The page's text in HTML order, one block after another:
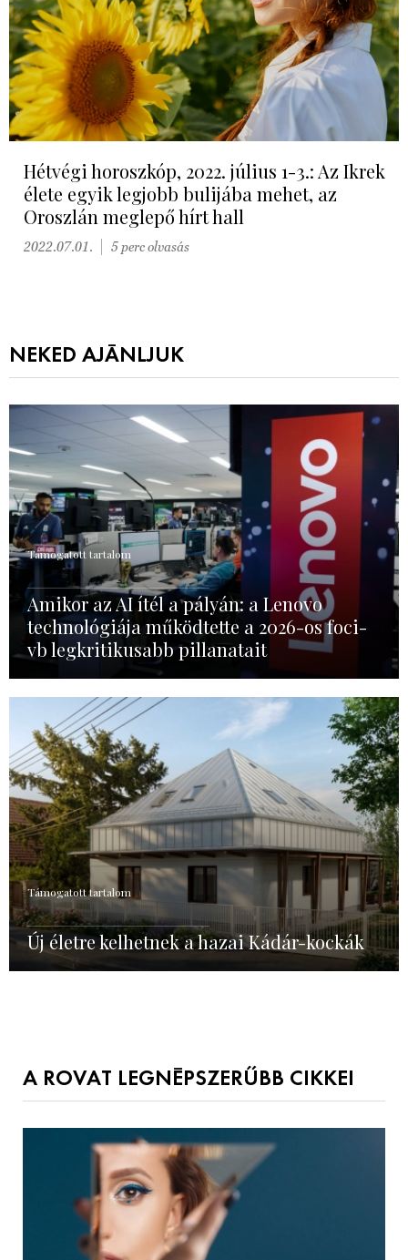
Hétvégi horoszkóp, 2022. július 1-3.: Az Ikrek
élete egyik legjobb bulijába mehet, az
Oroszlán meglepő hírt hall
2022.07.01. 5 perc olvasás
NEKED AJÁNLJUK
Támogatott tartalom
Amikor az AI ítél a pályán: a Lenovo
technológiája működtette a 2026-os foci-
vb legkritikusabb pillanatait
Támogatott tartalom
Új életre kelhetnek a hazai Kádár-kockák
A ROVAT LEGNÉPSZERŰBB CIKKEI